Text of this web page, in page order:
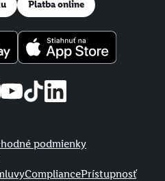
Platba online
podmienky
CompliancePrístupnosť